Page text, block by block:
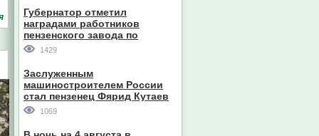
Губернатор отметил
наградами работников
пензенского завода по
производству станков
1429
Заслуженным
машиностроителем России
стал пензенец Фярид Кутаев
1069